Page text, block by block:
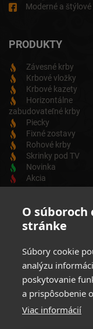
O
stránke
Súbory cookie
analýzu
poskytovanie
a prispôsobenie
Viac informácií
Moderné a
PRODUKTY
Závesné krby
Krbové vložky
Krbové kazety
Horizontálne
zabudovateľné krby
Piecky
Fixné zostavy
Rohové krby
Skrinky pod TV
Novinka
Akcia
ODBER
Zadajte svoju e-
Elektrických produktov.
Súhlasim so